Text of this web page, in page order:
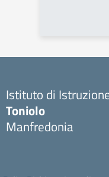
Istituto di
Toniolo
Manfredonia